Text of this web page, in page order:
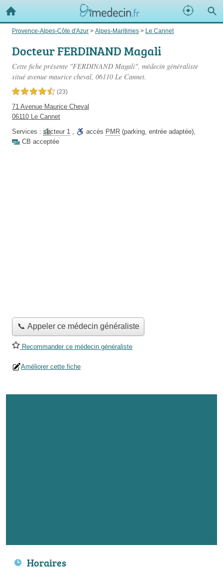
Provence-Alpes-Côte d'Azur > Alpes-Maritimes > Le Cannet
Docteur FERDINAND Magali
Cette fiche présente "FERDINAND Magali", médecin généraliste
situé avenue maurice cheval, 06110 Le Cannet.
4,5 étoiles sur 5 (23)
71 Avenue Maurice Cheval
06110 Le Cannet
Services : secteur 1 , accès PMR (parking, entrée adaptée),
CB acceptée
📞 Appeler ce médecin généraliste
Recommander ce médecin généraliste
Améliorer cette fiche
Horaires